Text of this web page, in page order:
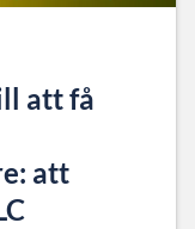
att få
att